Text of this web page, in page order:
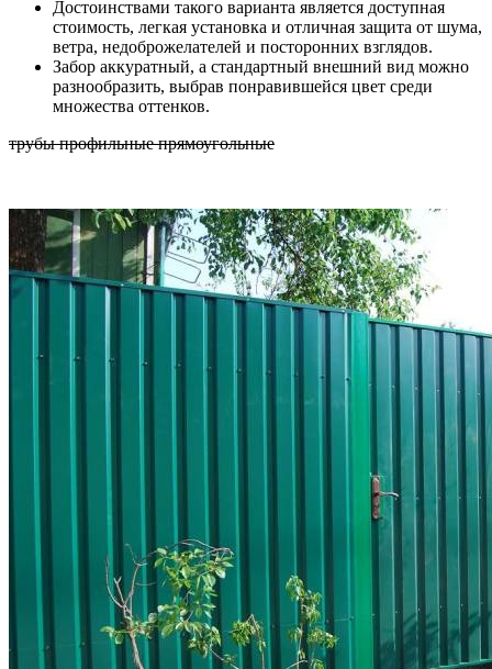
Достоинствами такого варианта является доступная
стоимость, легкая установка и отличная защита от шума,
ветра, недоброжелателей и посторонних взглядов.
Забор аккуратный, а стандартный внешний вид можно
разнообразить, выбрав понравившейся цвет среди
множества оттенков.
трубы профильные прямоугольные